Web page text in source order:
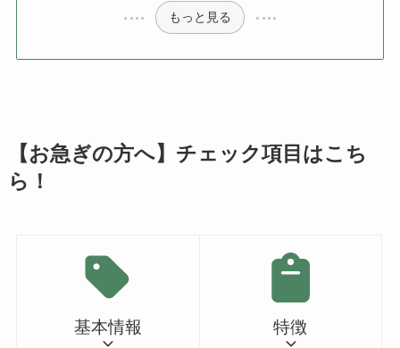
もっと見る
【お急ぎの方へ】チェック項目はこち
ら！
基本情報 特徴